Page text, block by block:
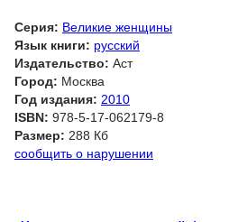
Серия: Великие женщины
Язык книги: русский
Издательство: Аст
Город: Москва
Год издания: 2010
ISBN: 978-5-17-062179-8
Размер: 288 Кб
сообщить о нарушении